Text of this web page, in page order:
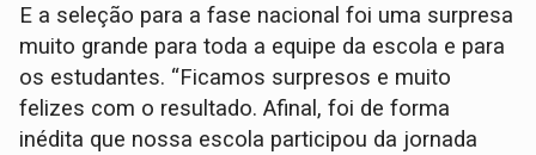
E a seleção para a fase nacional foi uma surpresa
muito grande para toda a equipe da escola e para
os estudantes. “Ficamos surpresos e muito
felizes com o resultado. Afinal, foi de forma
inédita que nossa escola participou da jornada